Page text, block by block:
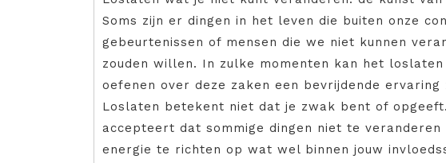
Soms zijn er dingen in het leven die buiten onze
gebeurtenissen of mensen die we niet kunnen
zouden willen. In zulke momenten kan het
oefenen over deze zaken een bevrijdende ervaring
Loslaten betekent niet dat je zwak bent of
accepteert dat sommige dingen niet te
energie te richten op wat wel binnen jouw